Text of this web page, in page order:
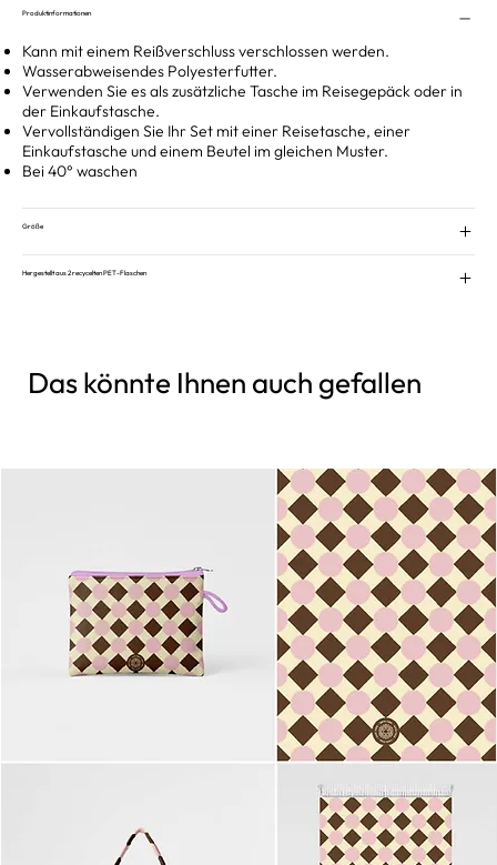
Produktinformationen
Kann mit einem Reißverschluss verschlossen werden.
Wasserabweisendes Polyesterfutter.
Verwenden Sie es als zusätzliche Tasche im Reisegepäck oder in
der Einkaufstasche.
Vervollständigen Sie Ihr Set mit einer Reisetasche, einer
Einkaufstasche und einem Beutel im gleichen Muster.
Bei 40° waschen
Größe
Hergestellt aus 2 recycelten PET-Flaschen
Das könnte Ihnen auch gefallen